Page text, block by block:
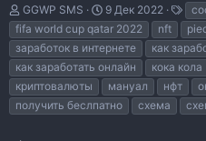
А
в
т
о
р
т
е
м
GGWP SMS
Д
а
т
а
н
а
ч
а
9 Дек 2022
е
г
и
fifa world cup qatar 2022
nft
заработок в интернете
как
как заработать онлайн
кока кола
криптовалюты
мануал нфт
получить беслпатно
схема